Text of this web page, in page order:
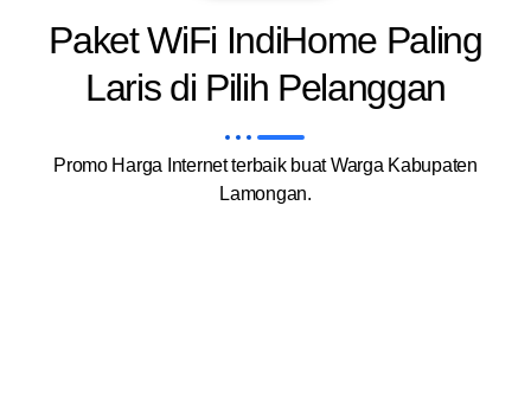
Paket WiFi IndiHome Paling
Laris di Pilih Pelanggan
Promo Harga Internet terbaik buat Warga Kabupaten
Lamongan.